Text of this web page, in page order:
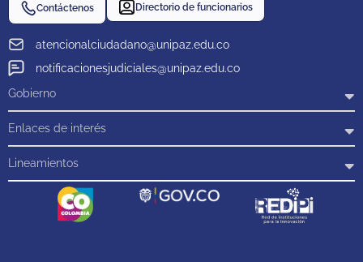
atencionalciudadano@unipaz.edu.co
notificacionesjudiciales@unipaz.edu.co
Contáctenos Directorio de funcionarios
Gobierno
Enlaces de interés
Lineamientos